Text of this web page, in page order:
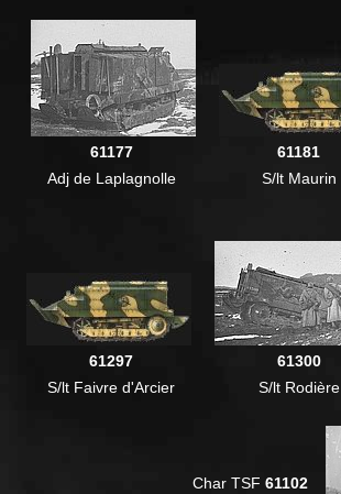
61177
Adj de Laplagnolle
61181
S/lt Maurin
61297
S/lt Faivre d'Arcier
61300
S/lt Rodière
Char TSF 61102